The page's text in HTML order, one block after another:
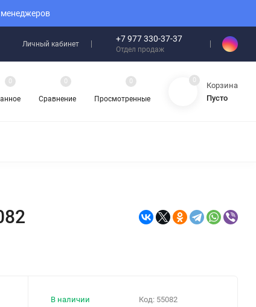
Личный кабинет
+7 977 330-37-37
Отдел продаж
0
Сравнение
0
Просмотренные
0 0
Корзина
Пусто
В наличии Код: 55082